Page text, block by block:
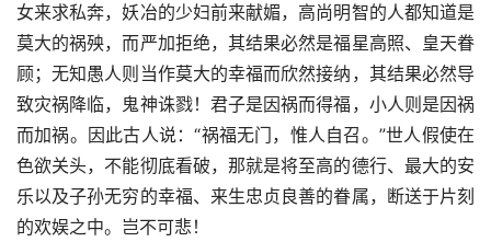
女来求私奔，妖冶的少妇前来献媚，高尚明智的人都知道是
莫大的祸殃，而严加拒绝，其结果必然是福星高照、皇天眷
顾；无知愚人则当作莫大的幸福而欣然接纳，其结果必然导
致灾祸降临，鬼神诛戮！君子是因祸而得福，小人则是因祸
而加祸。因此古人说：“祸福无门，惟人自召。”世人假使在
色欲关头，不能彻底看破，那就是将至高的德行、最大的安
乐以及子孙无穷的幸福、来生忠贞良善的眷属，断送于片刻
的欢娱之中。岂不可悲！